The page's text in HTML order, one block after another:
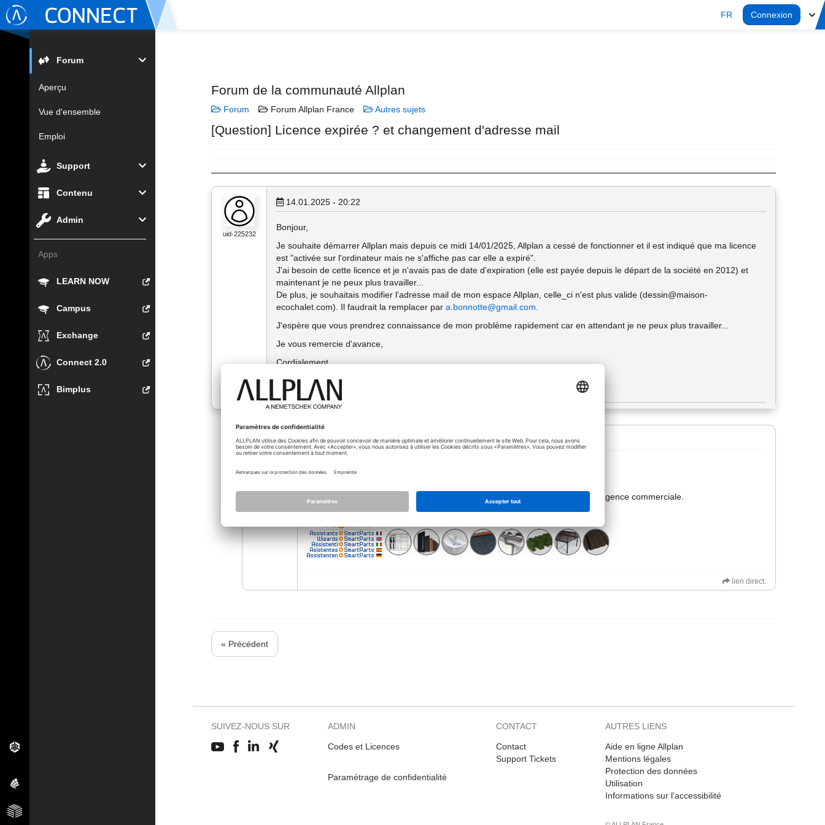
FR Connexion
Forum
Aperçu
Vue d'ensemble
Emploi
Support
Contenu
Admin
Apps
LEARN NOW
Campus
Exchange
Connect 2.0
Bimplus
Forum de la communauté Allplan
Forum Forum Allplan France Autres sujets
[Question] Licence expirée ? et changement d'adresse mail
uid-225232
14.01.2025 - 20:22
Bonjour,
Je souhaite démarrer Allplan mais depuis ce midi 14/01/2025, Allplan a cessé de fonctionner et il est indiqué que ma licence
est "activée sur l'ordinateur mais ne s'affiche pas car elle a expiré".
J'ai besoin de cette licence et je n'avais pas de date d'expiration (elle est payée depuis le départ de la société en 2012) et
maintenant je ne peux plus travailler...
De plus, je souhaitais modifier l'adresse mail de mon espace Allplan, celle_ci n'est plus valide (dessin@maison-
ecochalet.com). Il faudrait la remplacer par a.bonnotte@gmail.com
J'espère que vous prendrez connaissance de mon problème rapidement car en attendant je ne peux plus travailler...
Je vous remercie d'avance,
Cordialement,
PERON Pierre
bertrand_c
14.01.2025 - 23:12
Je pense que vous devriez plutôt contacter directement le support ou votre agence commerciale.
lien direct.
« Précédent
SUIVEZ-NOUS SUR ADMIN
Codes et Licences
Paramétrage de confidentialité
CONTACT
Contact
Support Tickets
AUTRES LIENS
Aide en ligne Allplan
Mentions légales
Protection des données
Utilisation
Informations sur l'accessibilité